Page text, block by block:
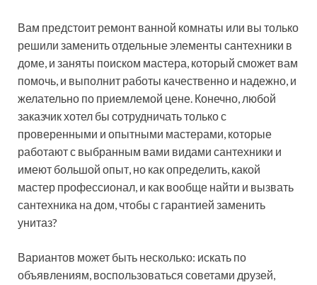
Вам предстоит ремонт ванной комнаты или вы только
решили заменить отдельные элементы сантехники в
доме, и заняты поиском мастера, который сможет вам
помочь, и выполнит работы качественно и надежно, и
желательно по приемлемой цене. Конечно, любой
заказчик хотел бы сотрудничать только с
проверенными и опытными мастерами, которые
работают с выбранным вами видами сантехники и
имеют большой опыт, но как определить, какой
мастер профессионал, и как вообще найти и вызвать
сантехника на дом, чтобы с гарантией заменить
унитаз?
Вариантов может быть несколько: искать по
объявлениям, воспользоваться советами друзей,